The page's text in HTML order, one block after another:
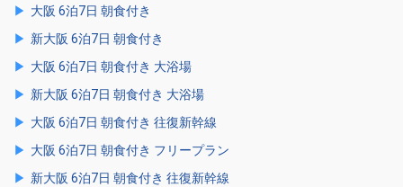
大阪 6泊7日 朝食付き
新大阪 6泊7日 朝食付き
大阪 6泊7日 朝食付き 大浴場
新大阪 6泊7日 朝食付き 大浴場
大阪 6泊7日 朝食付き 往復新幹線
大阪 6泊7日 朝食付き フリープラン
新大阪 6泊7日 朝食付き 往復新幹線